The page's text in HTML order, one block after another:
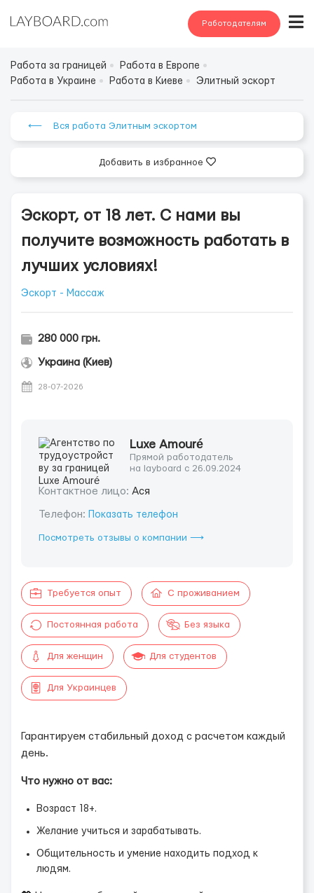
Работодателям
Работа за границей
Работа в Европе
Работа в Украине
Работа в Киеве Элитный эскорт
⟵ Вся работа Элитным эскортом
Добавить в избранное
Эскорт, от 18 лет. С нами вы
получите возможность работать в
лучших условиях!
Эскорт - Массаж
280 000 грн.
Украина (Киев)
28-07-2026
Luxe Amouré
Прямой работодатель
на layboard с 26.09.2024
Контактное лицо: Ася
Телефон: Показать телефон
Посмотреть отзывы о компании ⟶
Требуется опыт С проживанием
Постоянная работа Без языка
Для женщин Для студентов
Для Украинцев
Гарантируем стабильный доход с расчетом каждый
день.
Что нужно от вас:
Возраст 18+.
Желание учиться и зарабатывать.
Общительность и умение находить подход к
людям.